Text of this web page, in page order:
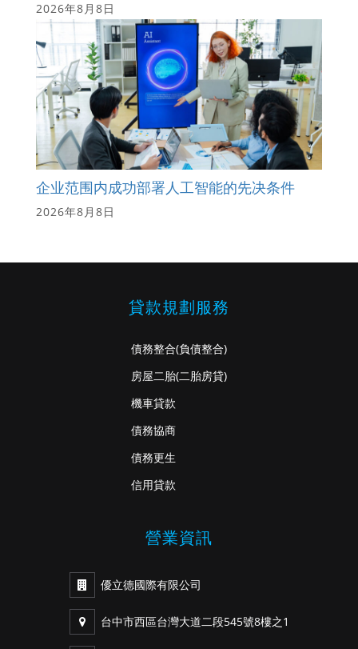
2026年8月8日
企业范围内成功部署人工智能的先决条件
2026年8月8日
貸款規劃服務
債務整合(負債整合)
房屋二胎(二胎房貸)
機車貸款
債務協商
債務更生
信用貸款
營業資訊
優立德國際有限公司
台中市西區台灣大道二段545號8樓之1